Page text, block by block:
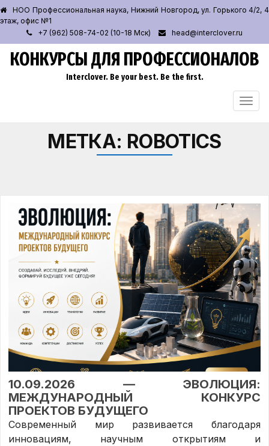
НОО Профессиональная наука, Нижний Новгород, ул. Горького 4/2, 4
этаж, офис №1
+7 (962) 508-74-02 (10-18 Мск)
head@interclover.ru
КОНКУРСЫ ДЛЯ ПРОФЕССИОНАЛОВ
Interclover. Be your best. Be the first.
МЕТКА: ROBOTICS
10.09.2026 — ЭВОЛЮЦИЯ:
МЕЖДУНАРОДНЫЙ КОНКУРС
ПРОЕКТОВ БУДУЩЕГО
Современный мир развивается благодаря
инновациям, научным открытиям и